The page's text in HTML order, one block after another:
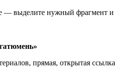
— выделите нужный фрагмент и
прямая, открытая ссылка